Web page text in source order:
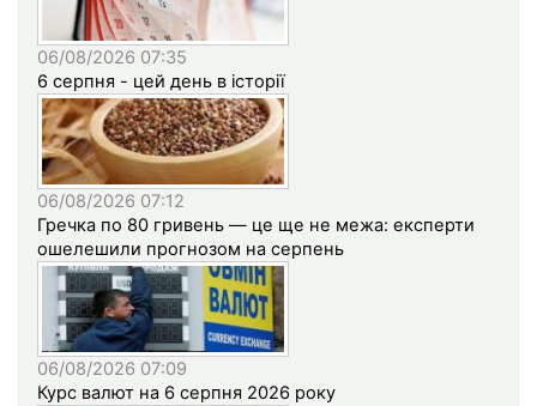
06/08/2026 07:35
6 серпня - цей день в історії
06/08/2026 07:12
Гречка по 80 гривень — це ще не межа: експерти
ошелешили прогнозом на серпень
06/08/2026 07:09
Курс валют на 6 серпня 2026 року